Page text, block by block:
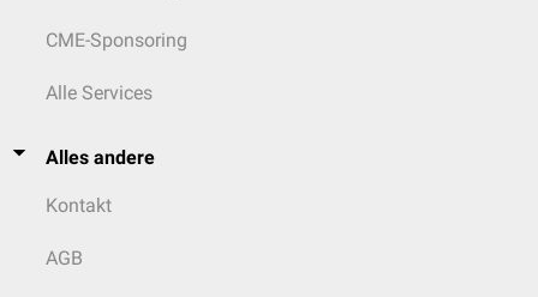
CME-Sponsoring
Alle Services
Alles andere
Kontakt
AGB